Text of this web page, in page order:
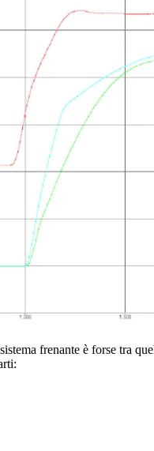
frenante è forse tra